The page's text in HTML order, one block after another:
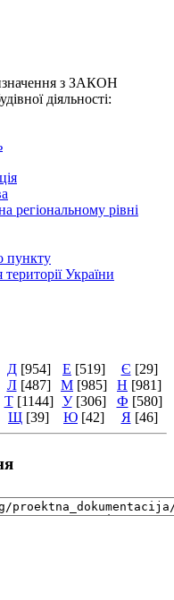
з ЗАКОН
діяльності:
регіональному рівні
пункту
України
Д [954] Е [519] Є [29]
Л [487] М [985] Н [981]
Т [1144] У [306] Ф [580]
Щ [39] Ю [42] Я [46]